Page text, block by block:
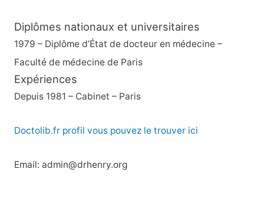
Diplômes nationaux et universitaires
1979 – Diplôme d’État de docteur en médecine –
Faculté de médecine de Paris
Expériences
Depuis 1981 – Cabinet – Paris
Doctolib.fr profil vous pouvez le trouver ici
Email: admin@drhenry.org